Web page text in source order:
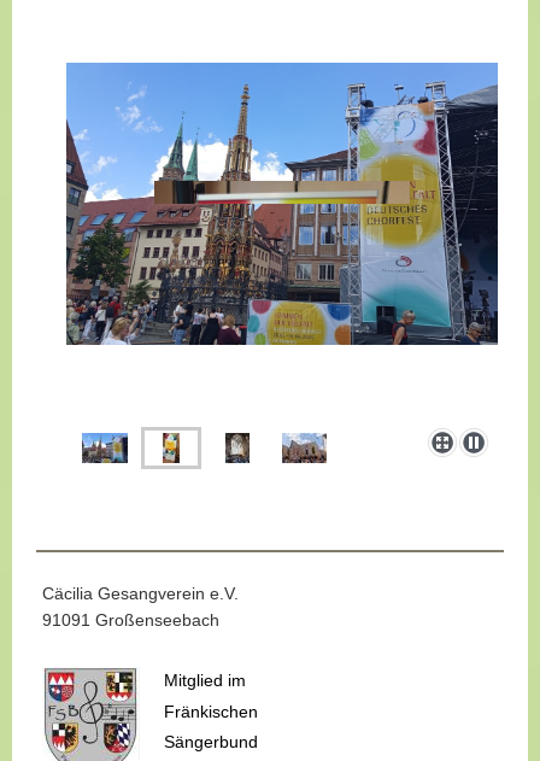
Cäcilia Gesangverein e.V.
91091 Großenseebach
Mitglied im
Fränkischen
Sängerbund